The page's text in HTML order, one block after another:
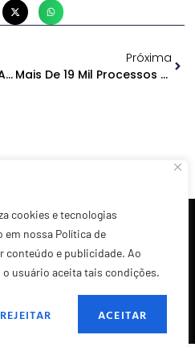
cookies e tecnologias
em nossa Política de
conteúdo e publicidade. Ao
usuário aceita tais condições.
REJEITAR ACEITAR
Governo Do Amazonas Assina Renovação Do RespirAR Até O Fim De 2022
Próxima
Mais De 19 Mil Processos Sobre Violência Doméstica Tramitam No Judiciário Do Amazonas
Direitos Reservados.